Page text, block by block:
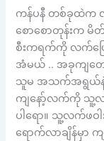
ကန်ပနီ တစ်ခုထဲက
စောစောတုန်းက
စီးကရက်ကို လက်ပြ
အံမယ် .. အခုကျတေ
သူမ အသက်အရွယ်နဲ့
ကျနော့်လက်ကို သူ့
ပါရော။ သူ့လက်ဖဝ
ရောက်လာချိန်မှာ